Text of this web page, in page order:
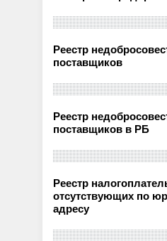
Реестр
поставщиков
Реестр
поставщиков в РБ
Реестр
отсутствующих по
адресу